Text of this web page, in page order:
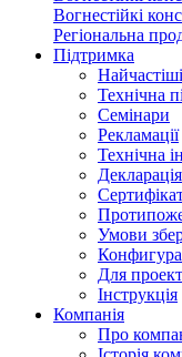
Вогнестійкі
Регіональна
Підтримка
Технічна
Семінари
Рекламації
Технічна
Декларація
Умови
Для
Інструкція
Компанія
Про